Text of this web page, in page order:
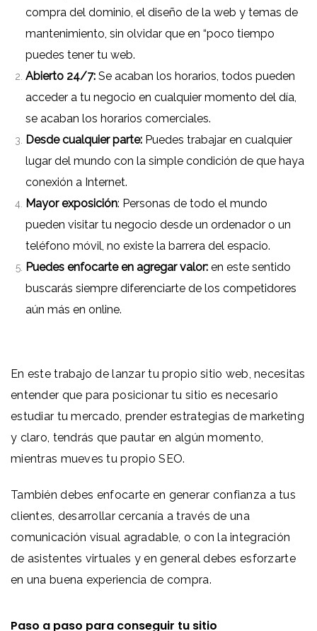
compra del dominio, el diseño de la web y temas de
mantenimiento, sin olvidar que en “poco tiempo
puedes tener tu web.
Abierto 24/7: Se acaban los horarios, todos pueden
acceder a tu negocio en cualquier momento del día,
se acaban los horarios comerciales.
Desde cualquier parte: Puedes trabajar en cualquier
lugar del mundo con la simple condición de que haya
conexión a Internet.
Mayor exposición: Personas de todo el mundo
pueden visitar tu negocio desde un ordenador o un
teléfono móvil, no existe la barrera del espacio.
Puedes enfocarte en agregar valor: en este sentido
buscarás siempre diferenciarte de los competidores
aún más en online.
En este trabajo de lanzar tu propio sitio web, necesitas
entender que para posicionar tu sitio es necesario
estudiar tu mercado, prender estrategias de marketing
y claro, tendrás que pautar en algún momento,
mientras mueves tu propio SEO.
También debes enfocarte en generar confianza a tus
clientes, desarrollar cercanía a través de una
comunicación visual agradable, o con la integración
de asistentes virtuales y en general debes esforzarte
en una buena experiencia de compra.
Paso a paso para conseguir tu sitio